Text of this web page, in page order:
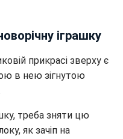
іграшку
прикрасі зверху є
в нею зігнутою
треба зняти цю
як зачіп на